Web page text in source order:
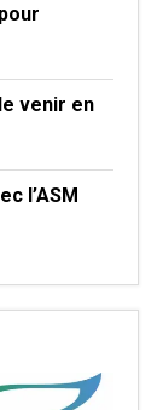
venir en
l’ASM